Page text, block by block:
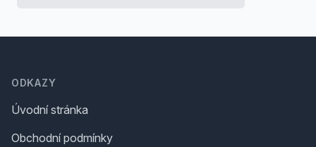
ODKAZY
Úvodní stránka
Obchodní podmínky